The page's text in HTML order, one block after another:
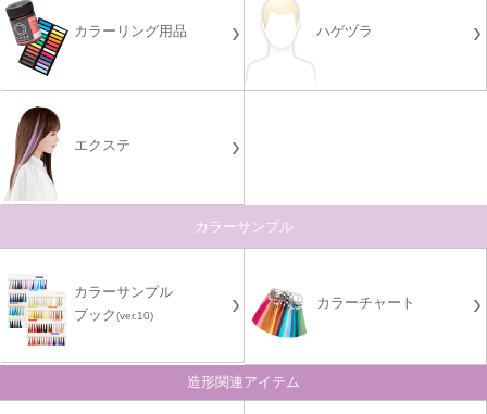
カラーリング用品 ハゲヅラ
エクステ
カラーサンプル
カラーサンプル
ブック(ver.10)
カラーチャート
造形関連アイテム